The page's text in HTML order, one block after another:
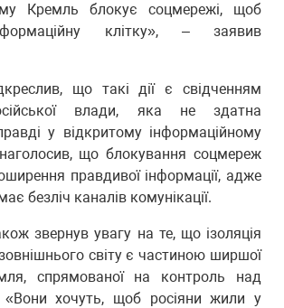
Кремль блокує соцмережі, щоб
клітку», – заявив
що такі дії є свідченням
влади, яка не здатна
у відкритому інформаційному
наголосив, що блокування соцмереж
правдивої інформації, адже
безліч каналів комунікації.
звернув увагу на те, що ізоляція
світу є частиною ширшої
спрямованої на контроль над
«Вони хочуть, щоб росіяни жили у